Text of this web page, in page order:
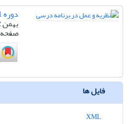
دوره 11، شماره 22
بهمن 1402
صفحه
فایل ها